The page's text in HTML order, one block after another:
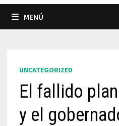
MENÚ
UNCATEGORIZED
El fallido
y el